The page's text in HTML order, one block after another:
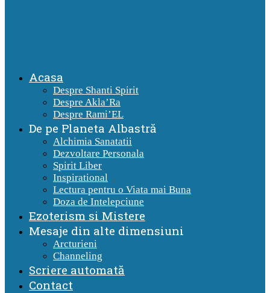
Acasa
Despre Shanti Spirit
Despre Akla’Ra
Despre Rami’EL
De pe Planeta Albastră
Alchimia Sanatatii
Dezvoltare Personala
Spirit Liber
Inspirational
Lectura pentru o Viata mai Buna
Doza de Intelepciune
Ezoterism si Mistere
Mesaje din alte dimensiuni
Arcturieni
Channeling
Scriere automată
Contact